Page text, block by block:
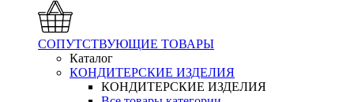
СОПУТСТВУЮЩИЕ ТОВАРЫ
Каталог
КОНДИТЕРСКИЕ ИЗДЕЛИЯ
КОНДИТЕРСКИЕ ИЗДЕЛИЯ